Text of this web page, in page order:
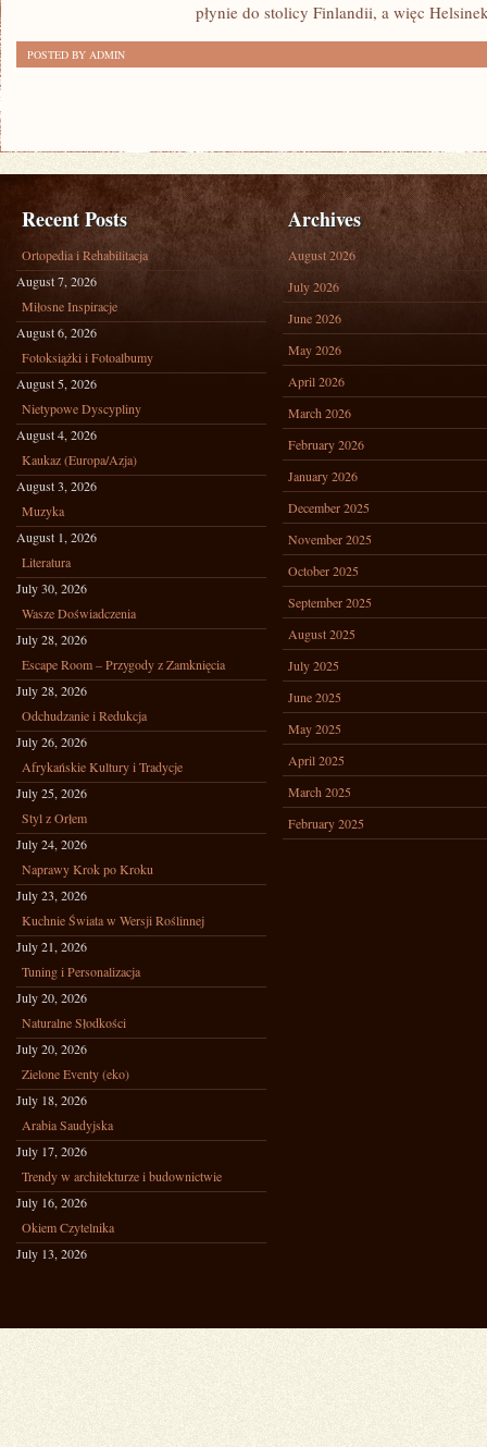
płynie do stolicy Finlandii, a więc
POSTED BY ADMIN
Recent Posts
Ortopedia i Rehabilitacja
August 7, 2026
Miłosne Inspiracje
August 6, 2026
Fotoksiążki i Fotoalbumy
August 5, 2026
Nietypowe Dyscypliny
August 4, 2026
Kaukaz (Europa/Azja)
August 3, 2026
Muzyka
August 1, 2026
Literatura
July 30, 2026
Wasze Doświadczenia
July 28, 2026
Escape Room – Przygody z Zamknięcia
July 28, 2026
Odchudzanie i Redukcja
July 26, 2026
Afrykańskie Kultury i Tradycje
July 25, 2026
Styl z Orłem
July 24, 2026
Naprawy Krok po Kroku
July 23, 2026
Kuchnie Świata w Wersji Roślinnej
July 21, 2026
Tuning i Personalizacja
July 20, 2026
Naturalne Słodkości
July 20, 2026
Zielone Eventy (eko)
July 18, 2026
Arabia Saudyjska
July 17, 2026
Trendy w architekturze i budownictwie
July 16, 2026
Okiem Czytelnika
July 13, 2026
Archives
August 2026
July 2026
June 2026
May 2026
April 2026
March 2026
February 2026
January 2026
December 2025
November 2025
October 2025
September 2025
August 2025
July 2025
June 2025
May 2025
April 2025
March 2025
February 2025